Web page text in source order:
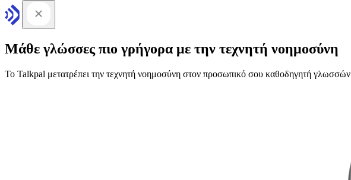
Μάθε γλώσσες πιο γρήγορα με την τεχνητή νοημοσύνη
Το Talkpal μετατρέπει την τεχνητή νοημοσύνη στον προσωπικό σου καθοδηγητή γλωσσών